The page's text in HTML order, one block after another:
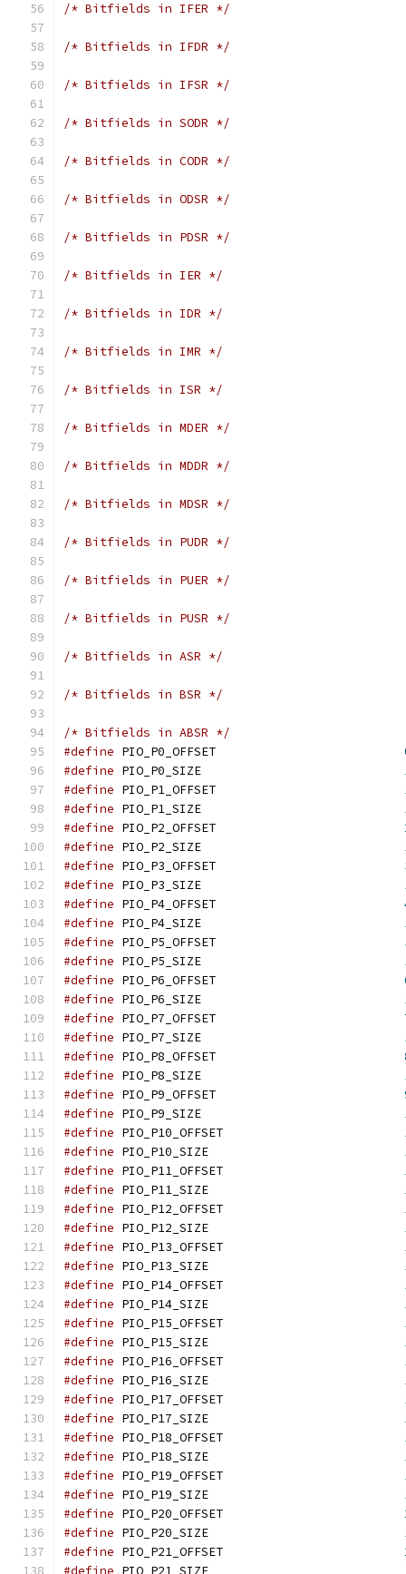
/* Bitfields in IFER */
/* Bitfields in IFDR */
/* Bitfields in IFSR */
/* Bitfields in SODR */
/* Bitfields in CODR */
/* Bitfields in ODSR */
/* Bitfields in PDSR */
/* Bitfields in IER */
/* Bitfields in IDR */
/* Bitfields in IMR */
/* Bitfields in ISR */
/* Bitfields in MDER */
/* Bitfields in MDDR */
/* Bitfields in MDSR */
/* Bitfields in PUDR */
/* Bitfields in PUER */
/* Bitfields in PUSR */
/* Bitfields in ASR */
/* Bitfields in BSR */
/* Bitfields in ABSR */
#define PIO_P0_OFFSET
#define PIO_P0_SIZE
#define PIO_P1_OFFSET
#define PIO_P1_SIZE
#define PIO_P2_OFFSET
#define PIO_P2_SIZE
#define PIO_P3_OFFSET
#define PIO_P3_SIZE
#define PIO_P4_OFFSET
#define PIO_P4_SIZE
#define PIO_P5_OFFSET
#define PIO_P5_SIZE
#define PIO_P6_OFFSET
#define PIO_P6_SIZE
#define PIO_P7_OFFSET
#define PIO_P7_SIZE
#define PIO_P8_OFFSET
#define PIO_P8_SIZE
#define PIO_P9_OFFSET
#define PIO_P9_SIZE
#define PIO_P10_OFFSET
#define PIO_P10_SIZE
#define PIO_P11_OFFSET
#define PIO_P11_SIZE
#define PIO_P12_OFFSET
#define PIO_P12_SIZE
#define PIO_P13_OFFSET
#define PIO_P13_SIZE
#define PIO_P14_OFFSET
#define PIO_P14_SIZE
#define PIO_P15_OFFSET
#define PIO_P15_SIZE
#define PIO_P16_OFFSET
#define PIO_P16_SIZE
#define PIO_P17_OFFSET
#define PIO_P17_SIZE
#define PIO_P18_OFFSET
#define PIO_P18_SIZE
#define PIO_P19_OFFSET
#define PIO_P19_SIZE
#define PIO_P20_OFFSET
#define PIO_P20_SIZE
#define PIO_P21_OFFSET
#define PIO_P21_SIZE